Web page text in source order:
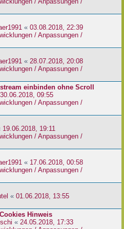
« 03.08.2018, 22:39
/ Anpassungen /
« 28.07.2018, 20:08
/ Anpassungen /
einbinden ohne Scroll
30.06.2018, 09:55
/ Anpassungen /
19.06.2018, 19:11
/ Anpassungen /
« 17.06.2018, 00:58
/ Anpassungen /
« 01.06.2018, 13:55
Hinweis
« 24.05.2018, 17:33